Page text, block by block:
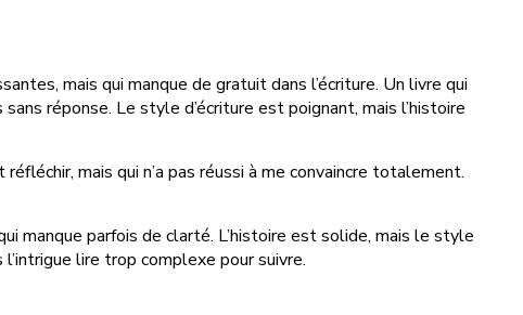
mais qui manque de gratuit dans l’écriture. Un livre qui
réponse. Le style d’écriture est poignant, mais l’histoire
mais qui n’a pas réussi à me convaincre totalement.
manque parfois de clarté. L’histoire est solide, mais le style
lire trop complexe pour suivre.